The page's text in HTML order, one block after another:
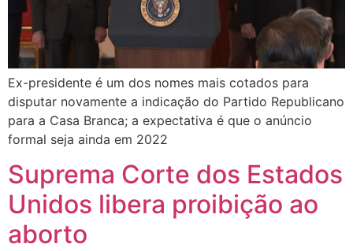
Ex-presidente é um dos nomes mais cotados para
disputar novamente a indicação do Partido Republicano
para a Casa Branca; a expectativa é que o anúncio
formal seja ainda em 2022
Suprema Corte dos Estados
Unidos libera proibição ao
aborto